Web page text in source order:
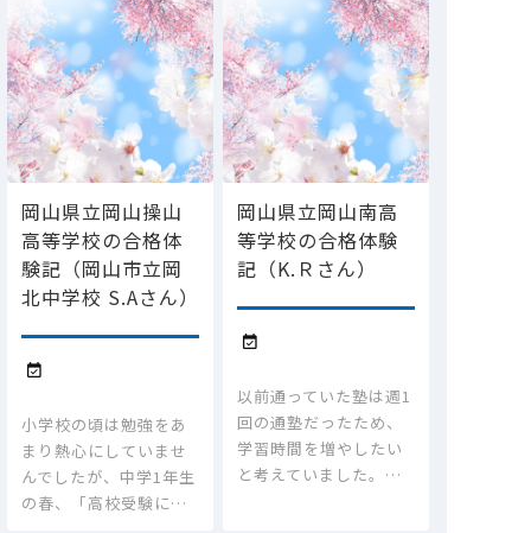
岡山県立岡山操山
高等学校の合格体
験記（岡山市立岡
北中学校 S.Aさん）

小学校の頃は勉強をあ
まり熱心にしていませ
んでしたが、中学1年生
の春、「高校受験に…
岡山県立岡山南高
等学校の合格体験
記（K.Ｒさん）

以前通っていた塾は週1
回の通塾だったため、
学習時間を増やしたい
と考えていました。…